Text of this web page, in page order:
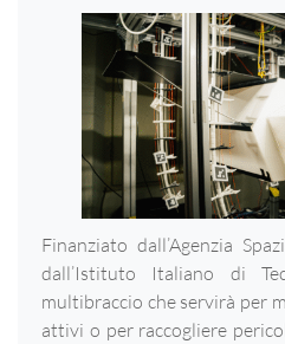
Finanziato dall’Agenzia
dall’Istituto Italiano di
multibraccio che servirà per
attivi o per raccogliere